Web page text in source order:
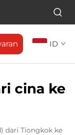
ID
cina ke
dari Tiongkok ke